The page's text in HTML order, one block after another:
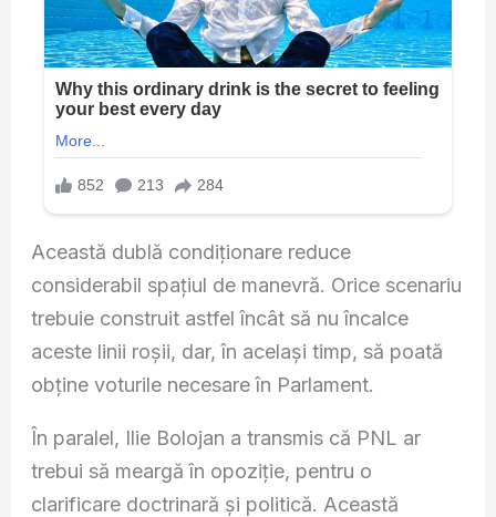
Această dublă condiționare reduce
considerabil spațiul de manevră. Orice scenariu
trebuie construit astfel încât să nu încalce
aceste linii roșii, dar, în același timp, să poată
obține voturile necesare în Parlament.
În paralel, Ilie Bolojan a transmis că PNL ar
trebui să meargă în opoziție, pentru o
clarificare doctrinară și politică. Această